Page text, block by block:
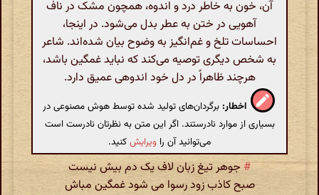
آن، خون به خاطر درد و اندوه، همچون مشک در ناف
آهویی در ختن به عطر بدل می‌شود. در اینجا،
احساسات تلخ و غم‌انگیز به وضوح بیان شده‌اند. شاعر
به شخص دیگری توصیه می‌کند که نباید غمگین باشد،
هرچند ظاهراً در دل خود اندوهی عمیق دارد.
اخطار: برگردان‌های تولید شده توسط هوش مصنوعی در
بسیاری از موارد نادرستند. اگر این متن به نظرتان نادرست است
می‌توانید آن را ویرایشکنید.
# جوهر تیغ زبان لاف یک دم بیش نیست
صبح کاذب زود رسوا می شود غمگین مباش